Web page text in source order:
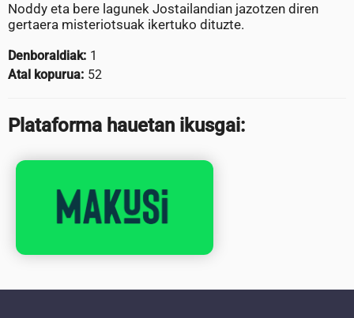
Noddy eta bere lagunek Jostailandian jazotzen diren
gertaera misteriotsuak ikertuko dituzte.
Denboraldiak: 1
Atal kopurua: 52
Plataforma hauetan ikusgai: